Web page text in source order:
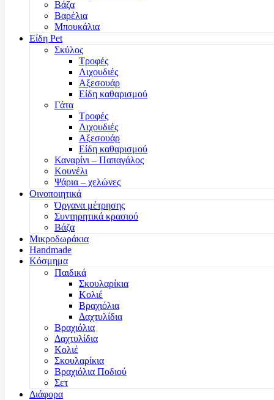
Βάζα
Βαρέλια
Μπουκάλια
Είδη Pet
Σκύλος
Τροφές
Λιχουδιές
Αξεσουάρ
Είδη καθαρισμού
Γάτα
Τροφές
Λιχουδιές
Αξεσουάρ
Είδη καθαρισμού
Καναρίνι – Παπαγάλος
Κουνέλι
Ψάρια – χελώνες
Οινοποιητικά
Όργανα μέτρησης
Συντηρητικά κρασιού
Βάζα
Μικροδωράκια
Handmade
Κόσμημα
Παιδικά
Σκουλαρίκια
Κολιέ
Βραχιόλια
Δαχτυλίδια
Βραχιόλια
Δαχτυλίδια
Κολιέ
Σκουλαρίκια
Βραχιόλια Ποδιού
Σετ
Διάφορα